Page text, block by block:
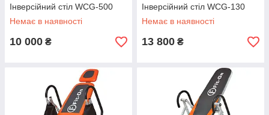
Інверсійний стіл WCG-500
Немає в наявності
10 000 ₴
Інверсійний стіл WCG-130
Немає в наявності
13 800 ₴